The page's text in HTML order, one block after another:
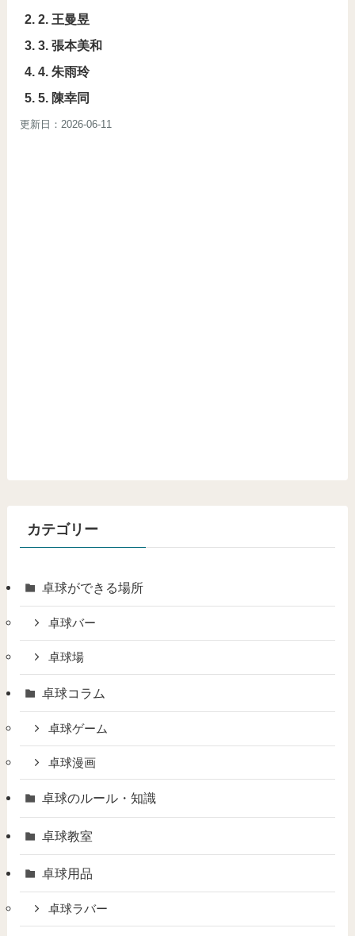
2. 王曼昱
3. 張本美和
4. 朱雨玲
5. 陳幸同
更新日：2026-06-11
カテゴリー
卓球ができる場所
卓球バー
卓球場
卓球コラム
卓球ゲーム
卓球漫画
卓球のルール・知識
卓球教室
卓球用品
卓球ラバー